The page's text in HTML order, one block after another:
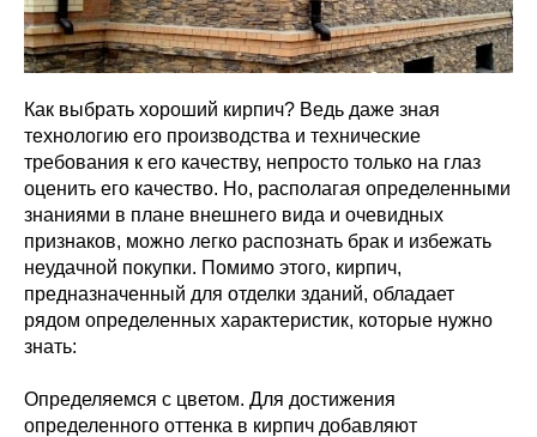
Как выбрать хороший кирпич? Ведь даже зная
технологию его производства и технические
требования к его качеству, непросто только на глаз
оценить его качество. Но, располагая определенными
знаниями в плане внешнего вида и очевидных
признаков, можно легко распознать брак и избежать
неудачной покупки. Помимо этого, кирпич,
предназначенный для отделки зданий, обладает
рядом определенных характеристик, которые нужно
знать:
Определяемся с цветом. Для достижения
определенного оттенка в кирпич добавляют